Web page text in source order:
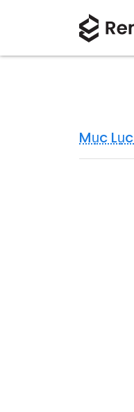
Mục Lục